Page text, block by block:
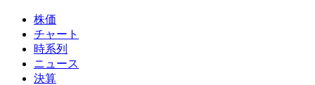
株価
チャート
時系列
ニュース
決算